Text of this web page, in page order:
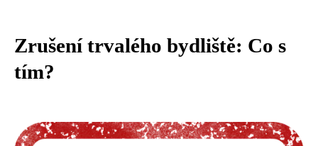
Zrušení trvalého bydliště: Co s
tím?